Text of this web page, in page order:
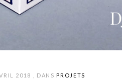
2018 DANSPROJETS